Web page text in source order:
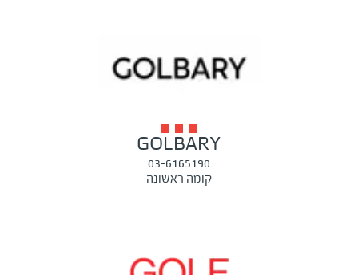
GOLBARY
03-6165190
קומה ראשונה